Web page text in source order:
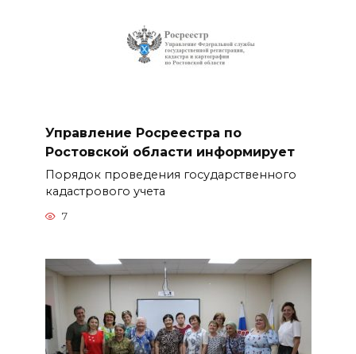
Управление Росреестра по
Ростовской области информирует
Порядок проведения государственного
кадастрового учета
7